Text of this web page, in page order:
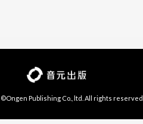
Publishing Co., ltd. All rights reserved.